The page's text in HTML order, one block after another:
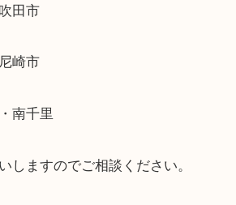
軽に下記フォームより出張買取を